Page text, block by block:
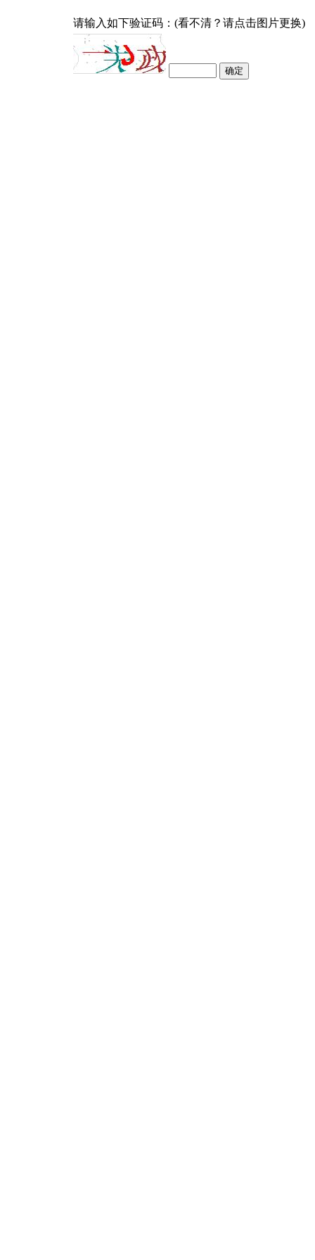
请输入如下验证码：(看不清？请点击图片更换)